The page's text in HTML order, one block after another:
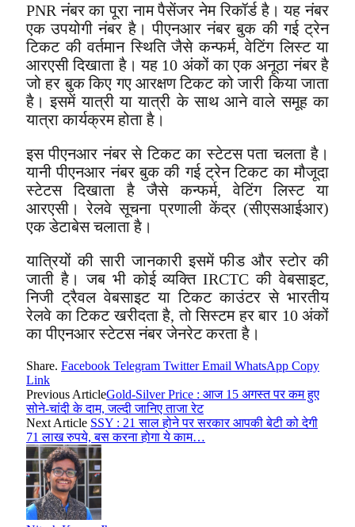
PNR नंबर का पूरा नाम पैसेंजर नेम रिकॉर्ड है। यह नंबर
एक उपयोगी नंबर है। पीएनआर नंबर बुक की गई ट्रेन
टिकट की वर्तमान स्थिति जैसे कन्फर्म, वेटिंग लिस्ट या
आरएसी दिखाता है। यह 10 अंकों का एक अनूठा नंबर है
जो हर बुक किए गए आरक्षण टिकट को जारी किया जाता
है। इसमें यात्री या यात्री के साथ आने वाले समूह का
यात्रा कार्यक्रम होता है।
इस पीएनआर नंबर से टिकट का स्टेटस पता चलता है।
यानी पीएनआर नंबर बुक की गई ट्रेन टिकट का मौजूदा
स्टेटस दिखाता है जैसे कन्फर्म, वेटिंग लिस्ट या
आरएसी। रेलवे सूचना प्रणाली केंद्र (सीएसआईआर)
एक डेटाबेस चलाता है।
यात्रियों की सारी जानकारी इसमें फीड और स्टोर की
जाती है। जब भी कोई व्यक्ति IRCTC की वेबसाइट,
निजी ट्रैवल वेबसाइट या टिकट काउंटर से भारतीय
रेलवे का टिकट खरीदता है, तो सिस्टम हर बार 10 अंकों
का पीएनआर स्टेटस नंबर जेनरेट करता है।
Share. Facebook Telegram Twitter Email WhatsApp Copy
Link
Previous ArticleGold-Silver Price : आज 15 अगस्त पर कम हुए
सोने-चांदी के दाम, जल्दी जानिए ताजा रेट
Next Article SSY : 21 साल होने पर सरकार आपकी बेटी को देगी
71 लाख रुपये, बस करना होगा ये काम…